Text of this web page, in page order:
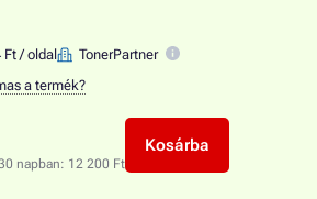
Ft / oldal
TonerPartner
a termék?
napban: 12 200 Ft
Kosárba